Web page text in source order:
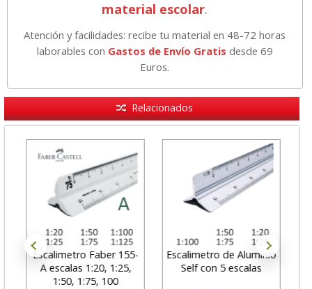
material escolar.
Atención y facilidades: recibe tu material en 48-72 horas
laborables con Gastos de Envío Gratis desde 69
Euros.
Relacionados
Escalimetro Faber 155-
A escalas 1:20, 1:25,
1:50, 1:75, 100
Escalimetro de Aluminio
Self con 5 escalas